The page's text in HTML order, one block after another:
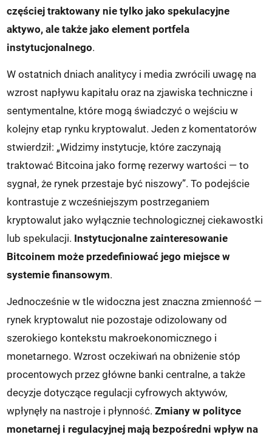
częściej traktowany nie tylko jako spekulacyjne
aktywo, ale także jako element portfela
instytucjonalnego.
W ostatnich dniach analitycy i media zwrócili uwagę na
wzrost napływu kapitału oraz na zjawiska techniczne i
sentymentalne, które mogą świadczyć o wejściu w
kolejny etap rynku kryptowalut. Jeden z komentatorów
stwierdził: „Widzimy instytucje, które zaczynają
traktować Bitcoina jako formę rezerwy wartości — to
sygnał, że rynek przestaje być niszowy”. To podejście
kontrastuje z wcześniejszym postrzeganiem
kryptowalut jako wyłącznie technologicznej ciekawostki
lub spekulacji. Instytucjonalne zainteresowanie
Bitcoinem może przedefiniować jego miejsce w
systemie finansowym.
Jednocześnie w tle widoczna jest znaczna zmienność —
rynek kryptowalut nie pozostaje odizolowany od
szerokiego kontekstu makroekonomicznego i
monetarnego. Wzrost oczekiwań na obniżenie stóp
procentowych przez główne banki centralne, a także
decyzje dotyczące regulacji cyfrowych aktywów,
wpłynęły na nastroje i płynność.Zmiany w polityce
monetarnej i regulacyjnej mają bezpośredni wpływ na